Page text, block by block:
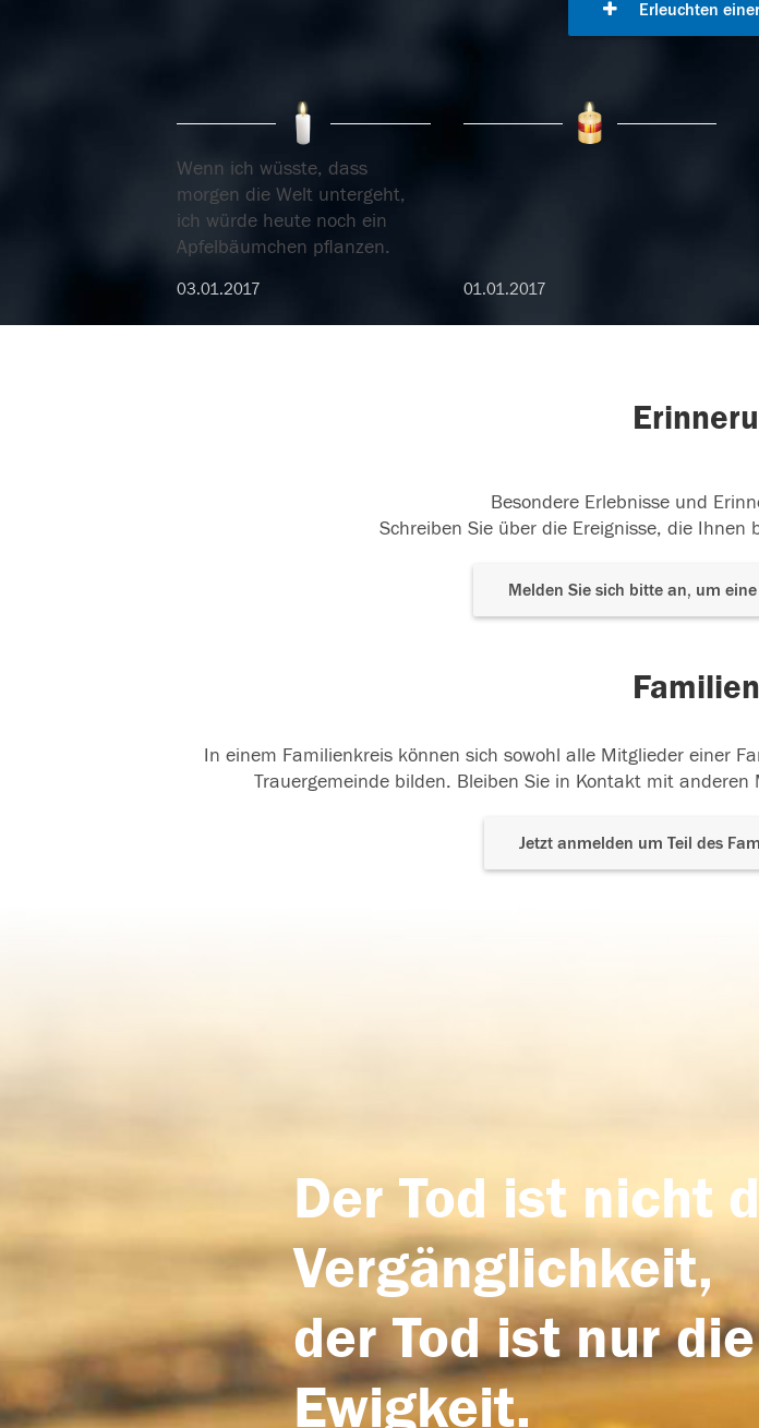
Erleuchten
Wenn ich wüsste, dass
morgen die Welt untergeht,
ich würde heute noch ein
Apfelbäumchen pflanzen.
03.01.2017 01.01.2017
Besondere Erlebnisse und
Schreiben Sie über die Ereignisse, die
Melden Sie sich bitte an, um
In einem Familienkreis können sich sowohl alle Mitglieder einer
Trauergemeinde bilden. Bleiben Sie in Kontakt mit
Jetzt anmelden um Teil des
Der Tod ist nicht
Vergänglichkeit,
der Tod ist nur
Ewigkeit.